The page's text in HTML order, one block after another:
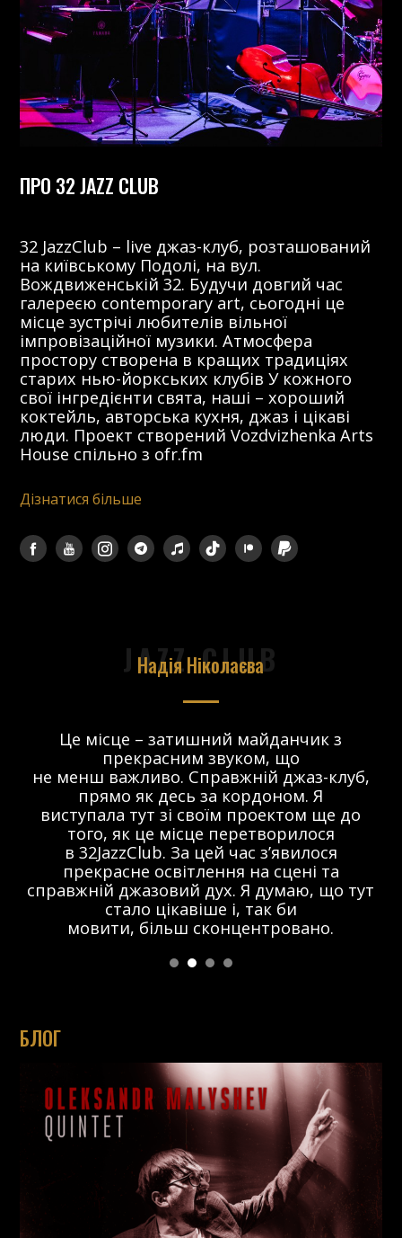
ПРО 32 JAZZ CLUB
32 JazzClub – live джаз-клуб, розташований
на київському Подолі, на вул.
Вождвиженській 32. Будучи довгий час
галереєю contemporary art, сьогодні це
місце зустрічі любителів вільної
імпровізаційної музики. Атмосфера
простору створена в кращих традиціях
старих нью-йоркських клубів У кожного
свої інгредієнти свята, наші – хороший
коктейль, авторська кухня, джаз і цікаві
люди. Проект створений Vozdvizhenka Arts
House спільно з ofr.fm
Дізнатися більше
JAZZ CLUB
Надія Ніколаєва
Це місце – затишний майданчик з
прекрасним звуком, що
не менш важливо. Справжній джаз-клуб,
прямо як десь за кордоном. Я
виступала тут зі своїм проектом ще до
того, як це місце перетворилося
в 32JazzClub. За цей час з’явилося
прекрасне освітлення на сцені та
справжній джазовий дух. Я думаю, що тут
стало цікавіше і, так би
мовити, більш сконцентровано.
БЛОГ